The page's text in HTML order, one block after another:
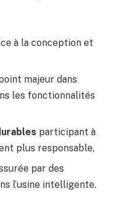
à la conception et
majeur dans
les fonctionnalités
participant à
plus responsable,
par des
l’usine intelligente.